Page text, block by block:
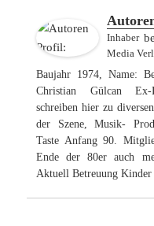
Inhaber
Media
Baujahr 1974, Name:
Christian Gülcan Ex-
schreiben hier zu
der Szene, Musik-
Taste Anfang 90.
Ende der 80er auch
Aktuell Betreuung